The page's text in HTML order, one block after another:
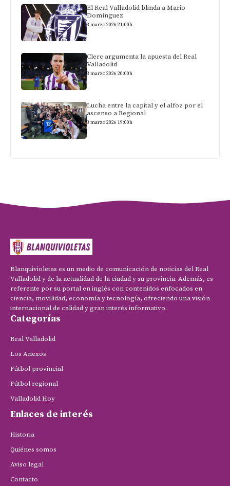
El Real Valladolid blinda a Mario
Domínguez
3 marzo 2026 21:00h
Clerc argumenta la apuesta del Real
Valladolid
3 marzo 2026 20:00h
Lucha entre la capital y el alfoz por el
ascenso a Regional
3 marzo 2026 19:00h
Blanquivioletas es un medio de comunicación de noticias del Real
Valladolid y de la actualidad de la ciudad y su provincia. Además, es
referente por su portal en inglés con contenidos enfocados en
ciencia, movilidad, economía y tecnología, ofreciendo una visión
internacional de calidad y gran interés informativo.
Categorías
Real Valladolid
Los Anexos
Fútbol provincial
Fútbol regional
Valladolid Hoy
Enlaces de interés
Historia
Quiénes somos
Aviso legal
Contacto